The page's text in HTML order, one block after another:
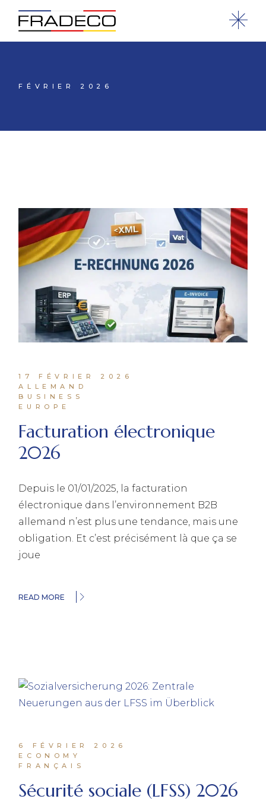
FÉVRIER 2026
17 FÉVRIER 2026
ALLEMAND
BUSINESS
EUROPE
Facturation électronique
2026
Depuis le 01/01/2025, la facturation
électronique dans l’environnement B2B
allemand n’est plus une tendance, mais une
obligation. Et c’est précisément là que ça se
joue
READ MORE
6 FÉVRIER 2026
ECONOMY
FRANÇAIS
Sécurité sociale (LFSS) 2026